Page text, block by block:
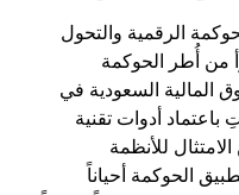
الرقمية والتحول
من أُطر
الحوكمة
المالية السعودية في
باعتماد أدوات تقنية
للأنظمة
الحوكمة أحياناً